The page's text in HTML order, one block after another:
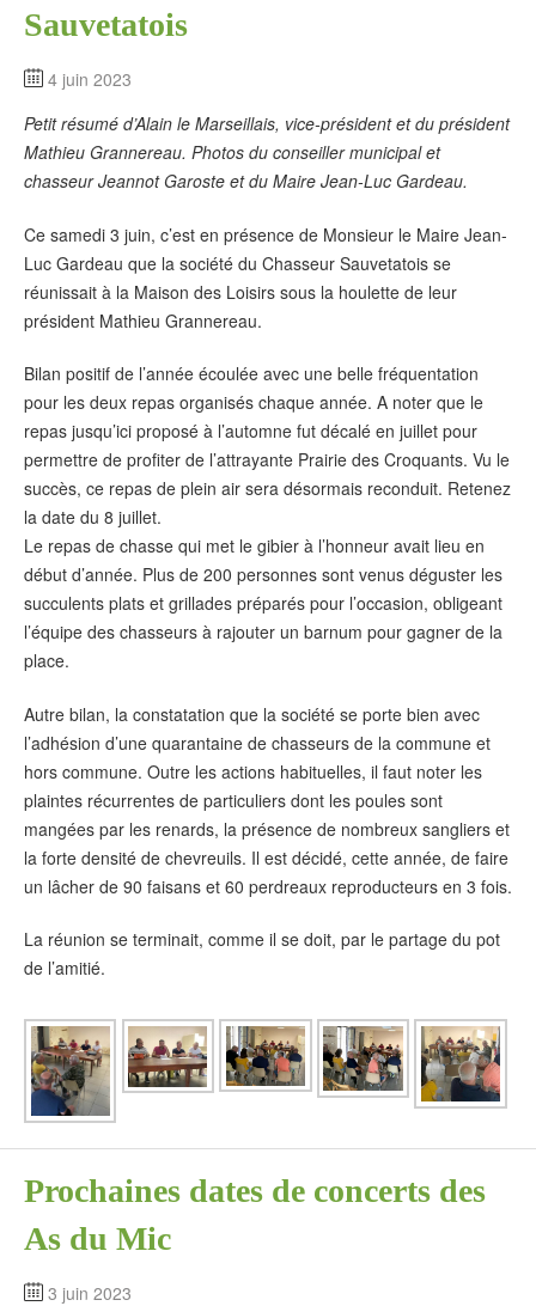
Sauvetatois
4 juin 2023
Petit résumé d’Alain le Marseillais, vice-président et du président
Mathieu Grannereau. Photos du conseiller municipal et
chasseur Jeannot Garoste et du Maire Jean-Luc Gardeau.
Ce samedi 3 juin, c’est en présence de Monsieur le Maire Jean-
Luc Gardeau que la société du Chasseur Sauvetatois se
réunissait à la Maison des Loisirs sous la houlette de leur
président Mathieu Grannereau.
Bilan positif de l’année écoulée avec une belle fréquentation
pour les deux repas organisés chaque année. A noter que le
repas jusqu’ici proposé à l’automne fut décalé en juillet pour
permettre de profiter de l’attrayante Prairie des Croquants. Vu le
succès, ce repas de plein air sera désormais reconduit. Retenez
la date du 8 juillet.
Le repas de chasse qui met le gibier à l’honneur avait lieu en
début d’année. Plus de 200 personnes sont venus déguster les
succulents plats et grillades préparés pour l’occasion, obligeant
l’équipe des chasseurs à rajouter un barnum pour gagner de la
place.
Autre bilan, la constatation que la société se porte bien avec
l’adhésion d’une quarantaine de chasseurs de la commune et
hors commune. Outre les actions habituelles, il faut noter les
plaintes récurrentes de particuliers dont les poules sont
mangées par les renards, la présence de nombreux sangliers et
la forte densité de chevreuils. Il est décidé, cette année, de faire
un lâcher de 90 faisans et 60 perdreaux reproducteurs en 3 fois.
La réunion se terminait, comme il se doit, par le partage du pot
de l’amitié.
Prochaines dates de concerts des
As du Mic
3 juin 2023